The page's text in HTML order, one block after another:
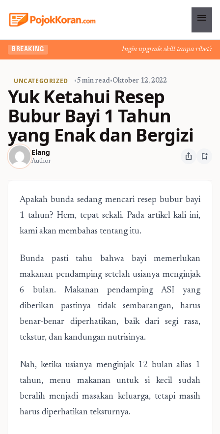
menu
BREAKING Ingin upgrade skill tanpa ribet?
UNCATEGORIZED •5 min read•Oktober 12, 2022
Yuk Ketahui Resep
Bubur Bayi 1 Tahun
yang Enak dan Bergizi
Elang
Author ios_share bookmark_add
Apakah bunda sedang mencari resep bubur bayi
1 tahun? Hem, tepat sekali. Pada artikel kali ini,
kami akan membahas tentang itu.
Bunda pasti tahu bahwa bayi memerlukan
makanan pendamping setelah usianya menginjak
6 bulan. Makanan pendamping ASI yang
diberikan pastinya tidak sembarangan, harus
benar-benar diperhatikan, baik dari segi rasa,
tekstur, dan kandungan nutrisinya.
Nah, ketika usianya menginjak 12 bulan alias 1
tahun, menu makanan untuk si kecil sudah
beralih menjadi masakan keluarga, tetapi masih
harus diperhatikan teksturnya.